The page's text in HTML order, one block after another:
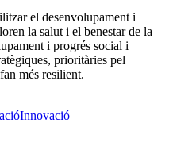
el desenvolupament i
la salut i el benestar de la
i progrés social i
prioritàries pel
més resilient.
Innovació